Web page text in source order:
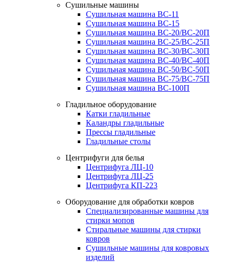
Сушильные машины
Сушильная машина ВС-11
Сушильная машина ВС-15
Сушильная машина ВС-20/ВС-20П
Сушильная машина ВС-25/ВС-25П
Сушильная машина ВС-30/ВС-30П
Сушильная машина ВС-40/ВС-40П
Сушильная машина ВС-50/ВС-50П
Сушильная машина ВС-75/ВС-75П
Сушильная машина ВС-100П
Гладильное оборудование
Катки гладильные
Каландры гладильные
Прессы гладильные
Гладильные столы
Центрифуги для белья
Центрифуга ЛЦ-10
Центрифуга ЛЦ-25
Центрифуга КП-223
Оборудование для обработки ковров
Специализированные машины для
стирки мопов
Стиральные машины для стирки
ковров
Сушильные машины для ковровых
изделий